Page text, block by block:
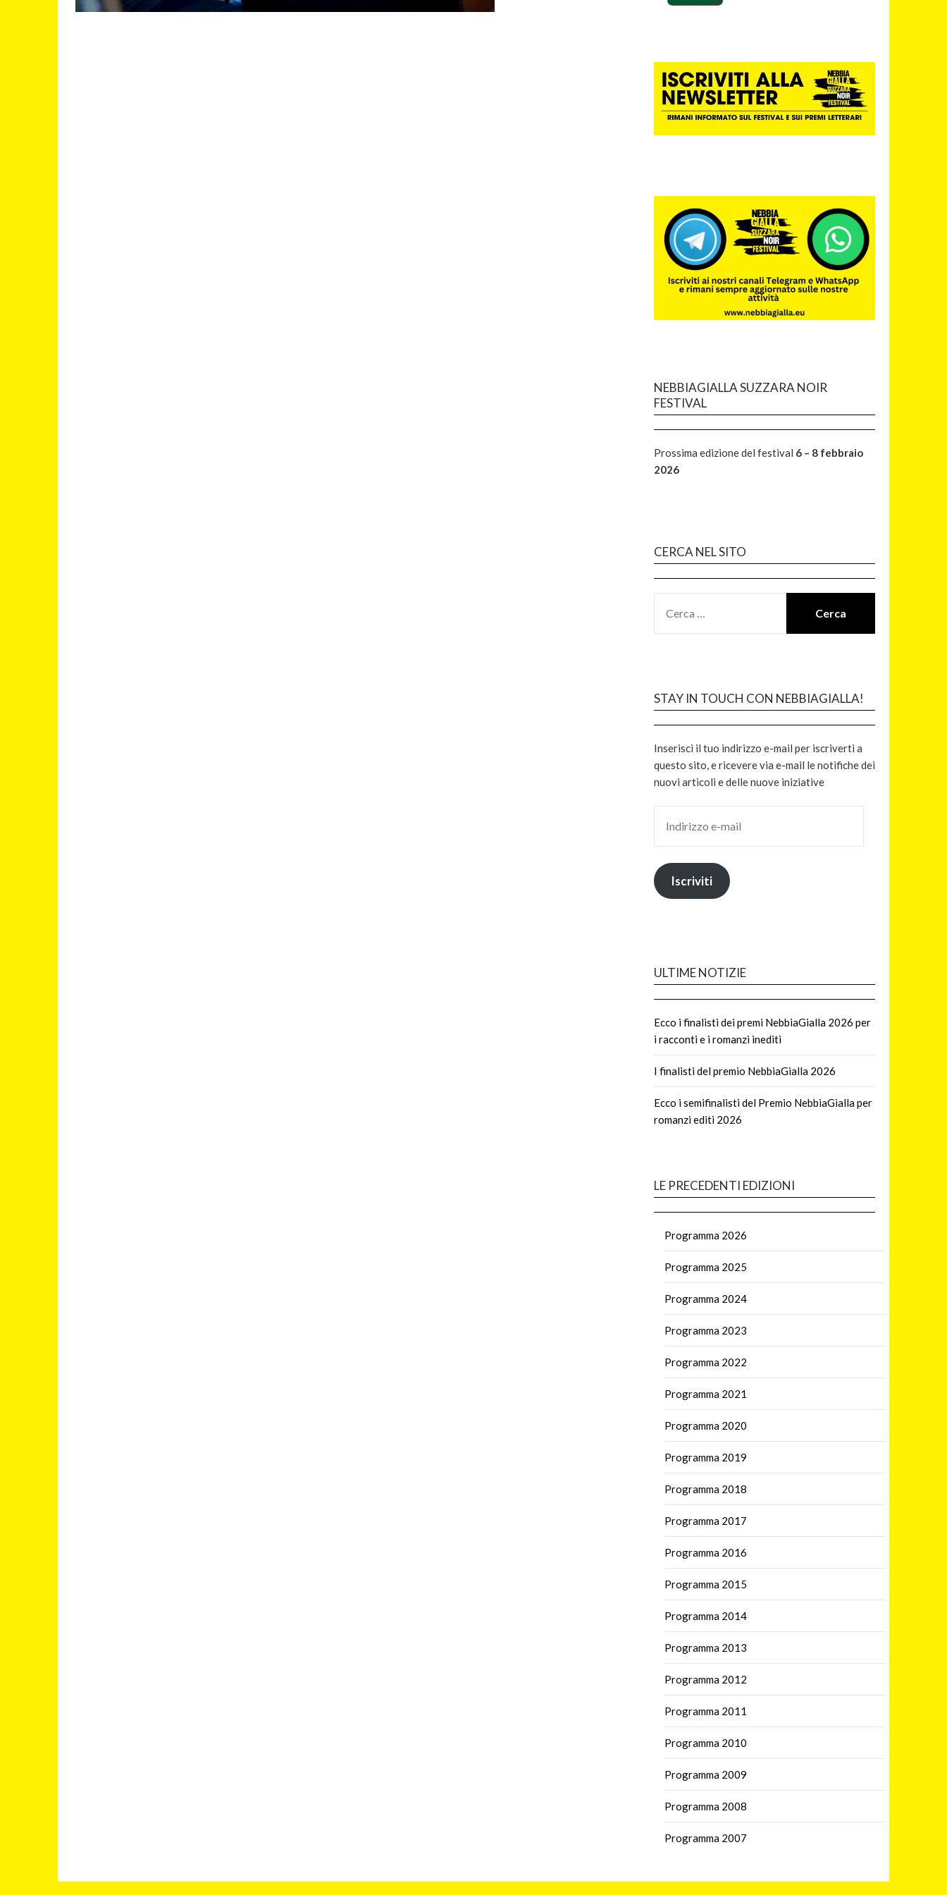
NEBBIAGIALLA SUZZARA NOIR
FESTIVAL
Prossima edizione del festival 6 – 8 febbraio
2026
CERCA NEL SITO
STAY IN TOUCH CON NEBBIAGIALLA!
Inserisci il tuo indirizzo e-mail per iscriverti a
questo sito, e ricevere via e-mail le notifiche dei
nuovi articoli e delle nuove iniziative
Iscriviti
ULTIME NOTIZIE
Ecco i finalisti dei premi NebbiaGialla 2026 per
i racconti e i romanzi inediti
I finalisti del premio NebbiaGialla 2026
Ecco i semifinalisti del Premio NebbiaGialla per
romanzi editi 2026
LE PRECEDENTI EDIZIONI
Programma 2026
Programma 2025
Programma 2024
Programma 2023
Programma 2022
Programma 2021
Programma 2020
Programma 2019
Programma 2018
Programma 2017
Programma 2016
Programma 2015
Programma 2014
Programma 2013
Programma 2012
Programma 2011
Programma 2010
Programma 2009
Programma 2008
Programma 2007